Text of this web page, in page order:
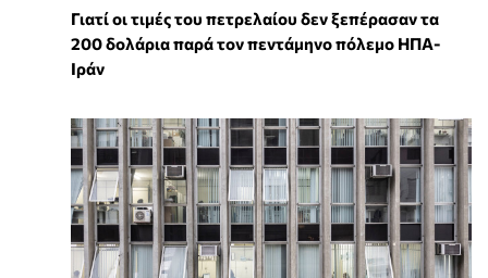
Γιατί οι τιμές του πετρελαίου δεν ξεπέρασαν τα
200 δολάρια παρά τον πεντάμηνο πόλεμο ΗΠΑ-
Ιράν